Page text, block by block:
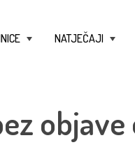
NATJEČAJI
objave